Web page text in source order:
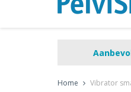
Home Vibrator